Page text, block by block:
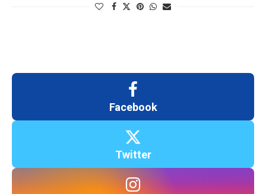
Facebook
Twitter